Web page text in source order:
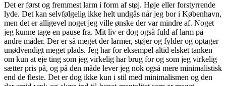
Det er først og fremmest larm i form af støj. Høje eller forstyrrende
lyde. Det kan selvfølgelig ikke helt undgås når jeg bor i København,
men det er alligevel noget jeg ville ønske der var mindre af. Noget
jeg kunne tage en pause fra. Mit liv er dog også fuld af larm på
andre måder. Der er så meget der larmer, støjer og fylder og optager
unødvendigt meget plads. Jeg har for eksempel altid elsket tanken
om kun at eje ting som jeg virkelig har brug for og som jeg virkelig
sætter pris på, og på den måde lever jeg nok også mere minimalistisk
end de fleste. Det er dog ikke kun i stil med minimalismen og den